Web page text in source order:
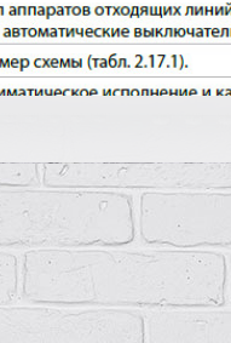
перегрузках и коротких
щитки могут